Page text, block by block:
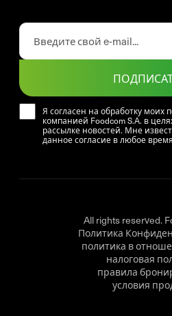
Я согласен на обработку моих
компанией Foodcom S.A. в
рассылке новостей. Мне
данное согласие в любое
All rights reserved.
Политика
политика в
налоговая
правила
условия